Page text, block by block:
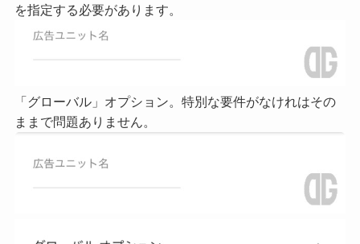
を指定する必要があります。
「グローバル」オプション。特別な要件がなけれはその
ままで問題ありません。